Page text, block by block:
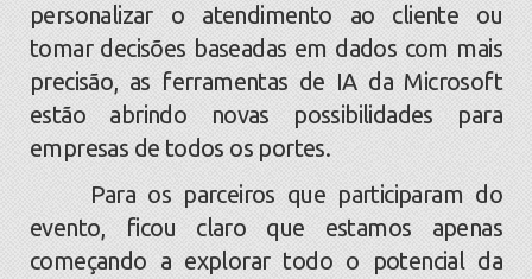
personalizar o atendimento ao cliente ou
tomar decisões baseadas em dados com mais
precisão, as ferramentas de IA da Microsoft
estão abrindo novas possibilidades para
empresas de todos os portes.
Para os parceiros que participaram do
evento, ficou claro que estamos apenas
começando a explorar todo o potencial da